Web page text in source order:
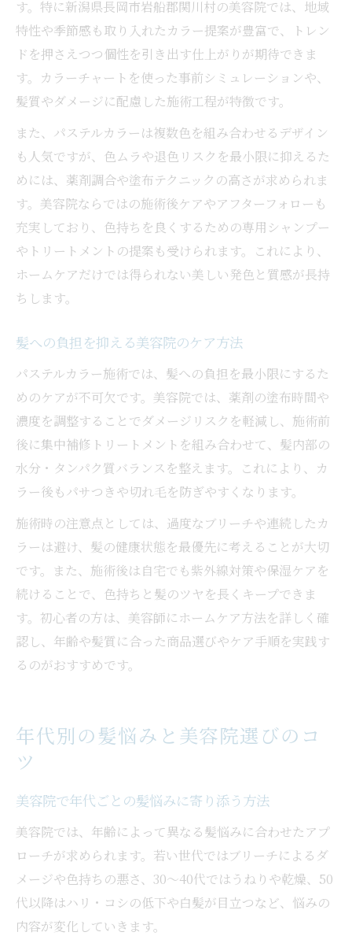
す。特に新潟県長岡市岩船郡関川村の美容院では、地域
特性や季節感も取り入れたカラー提案が豊富で、トレン
ドを押さえつつ個性を引き出す仕上がりが期待できま
す。カラーチャートを使った事前シミュレーションや、
髪質やダメージに配慮した施術工程が特徴です。
また、パステルカラーは複数色を組み合わせるデザイン
も人気ですが、色ムラや退色リスクを最小限に抑えるた
めには、薬剤調合や塗布テクニックの高さが求められま
す。美容院ならではの施術後ケアやアフターフォローも
充実しており、色持ちを良くするための専用シャンプー
やトリートメントの提案も受けられます。これにより、
ホームケアだけでは得られない美しい発色と質感が長持
ちします。
髪への負担を抑える美容院のケア方法
パステルカラー施術では、髪への負担を最小限にするた
めのケアが不可欠です。美容院では、薬剤の塗布時間や
濃度を調整することでダメージリスクを軽減し、施術前
後に集中補修トリートメントを組み合わせて、髪内部の
水分・タンパク質バランスを整えます。これにより、カ
ラー後もパサつきや切れ毛を防ぎやすくなります。
施術時の注意点としては、過度なブリーチや連続したカ
ラーは避け、髪の健康状態を最優先に考えることが大切
です。また、施術後は自宅でも紫外線対策や保湿ケアを
続けることで、色持ちと髪のツヤを長くキープできま
す。初心者の方は、美容師にホームケア方法を詳しく確
認し、年齢や髪質に合った商品選びやケア手順を実践す
るのがおすすめです。
年代別の髪悩みと美容院選びのコ
ツ
美容院で年代ごとの髪悩みに寄り添う方法
美容院では、年齢によって異なる髪悩みに合わせたアプ
ローチが求められます。若い世代ではブリーチによるダ
メージや色持ちの悪さ、30〜40代ではうねりや乾燥、50
代以降はハリ・コシの低下や白髪が目立つなど、悩みの
内容が変化していきます。